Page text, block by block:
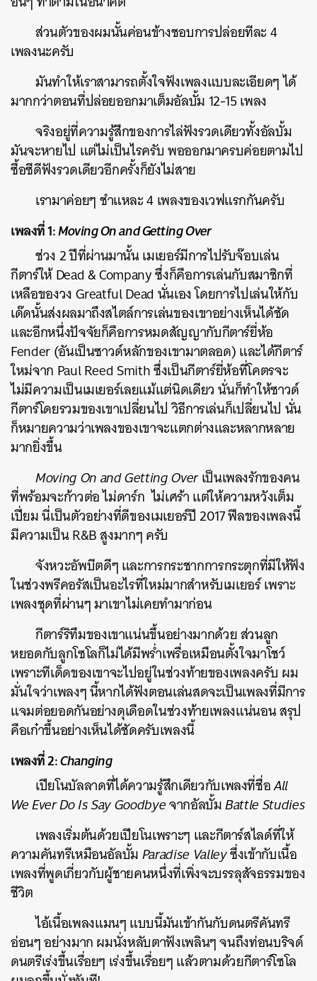
ส่วนตัวของผมนั้นค่อนข้างชอบการปล่อยทีละ 4
เพลงนะครับ
มันทำให้เราสามารถตั้งใจฟังเพลงแบบละเอียดๆ ได้
มากกว่าตอนที่ปล่อยออกมาเต็มอัลบั้ม 12-15 เพลง
จริงอยู่ที่ความรู้สึกของการไล่ฟังรวดเดียวทั้งอัลบั้ม
มันจะหายไป แต่ไม่เป็นไรครับ พอออกมาครบค่อยตามไป
ซื้อซีดีฟังรวดเดียวอีกครั้งก็ยังไม่สาย
เรามาค่อยๆ ชำแหละ 4 เพลงของเวฟแรกกันครับ
เพลงที่ 1:Moving On and Getting Over
ช่วง 2 ปีที่ผ่านมานั้น เมเยอร์มีการไปรับจ๊อบเล่น
กีตาร์ให้ Dead & Company ซึ่งก็คือการเล่นกับสมาชิกที่
เหลือของวง Greatful Dead นั่นเอง โดยการไปเล่นให้กับ
เด๊ดนั้นส่งผลมาถึงสไตล์การเล่นของเขาอย่างเห็นได้ชัด
และอีกหนึ่งปัจจัยก็คือการหมดสัญญากับกีตาร์ยี่ห้อ
Fender (อันเป็นซาวด์หลักของเขามาตลอด) และได้กีตาร์
ใหม่จาก Paul Reed Smith ซึ่งเป็นกีตาร์ยี่ห้อที่โคตรจะ
ไม่มีความเป็นเมเยอร์เลยแม้แต่นิดเดียว นั่นก็ทำให้ซาวด์
กีตาร์โดยรวมของเขาเปลี่ยนไป วิธีการเล่นก็เปลี่ยนไป นั่น
ก็หมายความว่าเพลงของเขาจะแตกต่างและหลากหลาย
มากยิ่งขึ้น
Moving On and Getting Overเป็นเพลงรักของคน
ที่พร้อมจะก้าวต่อ ไม่ดาร์ก ไม่เศร้า แต่ให้ความหวังเต็ม
เปี่ยม นี่เป็นตัวอย่างที่ดีของเมเยอร์ปี 2017 ฟีลของเพลงนี้
มีความเป็น R&B สูงมากๆ ครับ
จังหวะอัพบีตดีๆ และการกระชากการกระตุกที่มีให้ฟัง
ในช่วงพรีคอรัสเป็นอะไรที่ใหม่มากสำหรับเมเยอร์ เพราะ
เพลงชุดที่ผ่านๆ มาเขาไม่เคยทำมาก่อน
กีตาร์ริทึมของเขาแน่นขึ้นอย่างมากด้วย ส่วนลูก
หยอดกับลูกโซโลก็ไม่ได้มีพร่ำเพรื่อเหมือนตั้งใจมาโชว์
เพราะทีเด็ดของเขาจะไปอยู่ในช่วงท้ายของเพลงครับ ผม
มั่นใจว่าเพลงๆ นี้หากได้ฟังตอนเล่นสดจะเป็นเพลงที่มีการ
แจมต่อยอดกันอย่างดุเดือดในช่วงท้ายเพลงแน่นอน สรุป
คือเก๋าขึ้นอย่างเห็นได้ชัดครับเพลงนี้
เพลงที่ 2:Changing
เปียโนบัลลาดที่ได้ความรู้สึกเดียวกับเพลงที่ชื่อAll
We Ever Do Is Say Goodbyeจากอัลบั้มBattle Studies
เพลงเริ่มต้นด้วยเปียโนเพราะๆ และกีตาร์สไลด์ที่ให้
ความคันทรีเหมือนอัลบั้มParadise Valleyซึ่งเข้ากับเนื้อ
เพลงที่พูดเกี่ยวกับผู้ชายคนหนึ่งที่เพิ่งจะบรรลุสัจธรรมของ
ชีวิต
ไอ้เนื้อเพลงแมนๆ แบบนี้มันเข้ากันกับดนตรีคันทรี
อ่อนๆ อย่างมาก ผมนั่งหลับตาฟังเพลินๆ จนถึงท่อนบริจด์
ดนตรีเร่งขึ้นเรื่อยๆ เร่งขึ้นเรื่อยๆ แล้วตามด้วยกีตาร์โซโล